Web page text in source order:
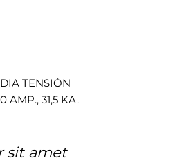
TENSIÓN
AMP., 31,5 KA.
sit amet